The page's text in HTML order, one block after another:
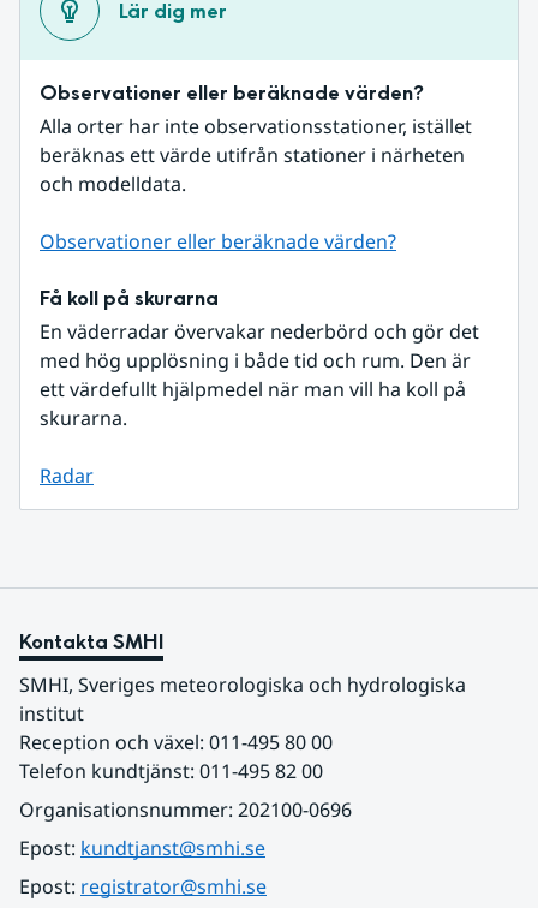
Lär dig mer
Observationer eller beräknade värden?
Alla orter har inte observationsstationer, istället
beräknas ett värde utifrån stationer i närheten
och modelldata.
Observationer eller beräknade värden?
Få koll på skurarna
En väderradar övervakar nederbörd och gör det
med hög upplösning i både tid och rum. Den är
ett värdefullt hjälpmedel när man vill ha koll på
skurarna.
Radar
Kontakta SMHI
SMHI, Sveriges meteorologiska och hydrologiska
institut
Reception och växel: 011-495 80 00
Telefon kundtjänst: 011-495 82 00
Organisationsnummer: 202100-0696
Epost: kundtjanst@smhi.se
Epost: registrator@smhi.se